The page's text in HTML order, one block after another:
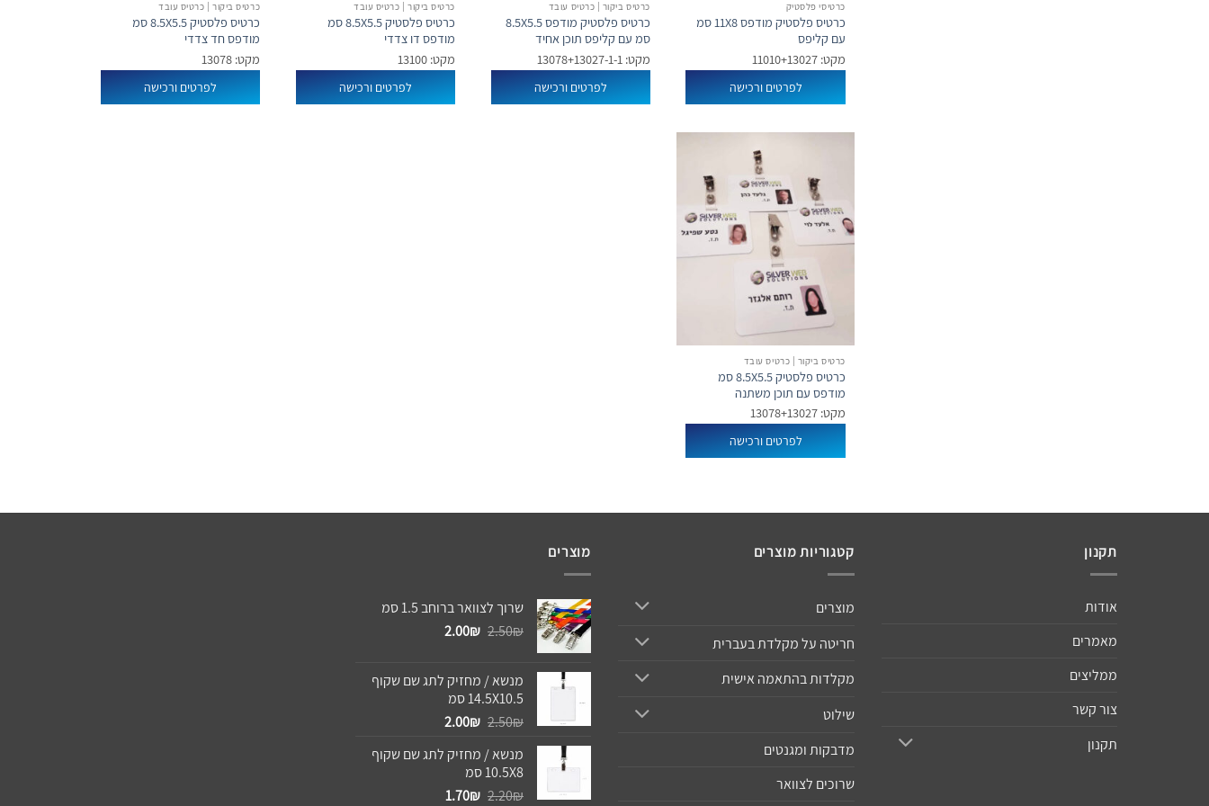
כרטיסי פלסטיק
כרטיס פלסטיק מודפס 11X8 סמ
עם קליפס
מקט: 11010+13027
לפרטים ורכישה
כרטיס ביקור | כרטיס עובד
כרטיס פלסטיק מודפס 8.5X5.5
סמ עם קליפס תוכן אחיד
מקט: 13078+13027-1-1
לפרטים ורכישה
כרטיס ביקור | כרטיס עובד
כרטיס פלסטיק 8.5X5.5 סמ
מודפס דו צדדי
מקט: 13100
לפרטים ורכישה
כרטיס ביקור | כרטיס עובד
כרטיס פלסטיק 8.5X5.5 סמ
מודפס חד צדדי
מקט: 13078
לפרטים ורכישה
כרטיס ביקור | כרטיס עובד
כרטיס פלסטיק 8.5X5.5 סמ
מודפס עם תוכן משתנה
מקט: 13078+13027
לפרטים ורכישה
תקנון
אודות
מאמרים
ממליצים
צור קשר
תקנון
קטגוריות מוצרים
מוצרים
חריטה על מקלדת בעברית
מקלדות בהתאמה אישית
שילוט
מדבקות ומגנטים
שרוכים לצוואר
מוצרים
שרוך לצוואר ברוחב 1.5 סמ
2.50₪
המחיר
2.50₪.
2.00₪
המחיר
2.00₪.
מנשא / מחזיק לתג שם שקוף
14.5X10.5 סמ
2.50₪
המחיר
היה:
2.50₪.
2.00₪
המחיר
הוא:
מנשא / מחזיק לתג שם שקוף
10.5X8 סמ
2.20₪
המחיר
1.70₪
המחיר